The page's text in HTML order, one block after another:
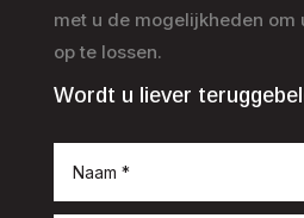
met u de mogelijkheden om
op te lossen.
Wordt u liever